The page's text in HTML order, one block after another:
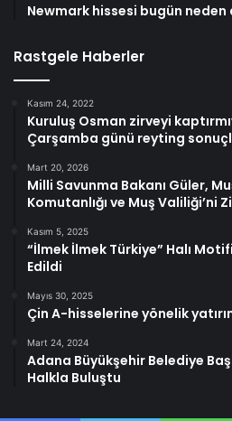
Newmark hissesi bugün neden
Rastgele Haberler
Kasım 24, 2022
Kuruluş Osman zirveyi
Çarşamba günü reyting
Mart 20, 2026
Milli Savunma Bakanı Güler,
Komutanlığı ve Muş Valiliği’ni
Kasım 5, 2025
“İlmek İlmek Türkiye” Halı
Edildi
Mayıs 30, 2025
Çin A-hisselerine yönelik
Mart 24, 2024
Adana Büyükşehir Belediye
Halkla Buluştu